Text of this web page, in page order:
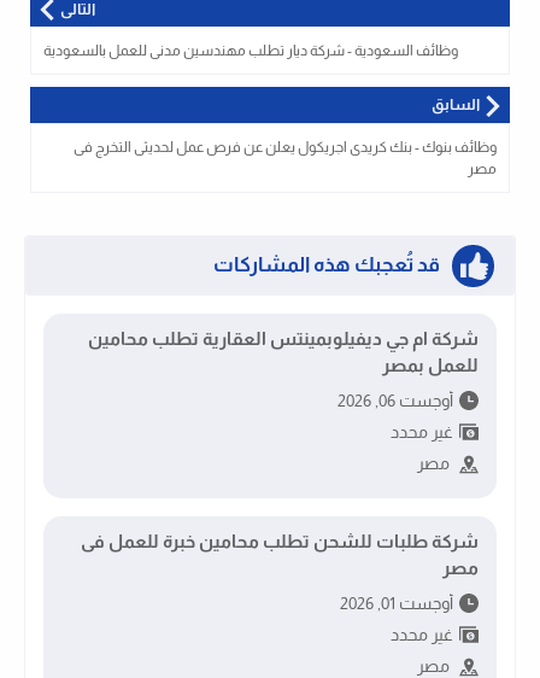
التالى
وظائف السعودية - شركة ديار تطلب مهندسين مدنى للعمل بالسعودية
السابق
وظائف بنوك - بنك كريدى اجريكول يعلن عن فرص عمل لحديثى التخرج فى
مصر
قد تُعجبك هذه المشاركات
شركة ام جي ديفيلوبمينتس العقارية تطلب محامين
للعمل بمصر
أوجست 06, 2026
غير محدد
مصر
شركة طلبات للشحن تطلب محامين خبرة للعمل فى
مصر
أوجست 01, 2026
غير محدد
مصر